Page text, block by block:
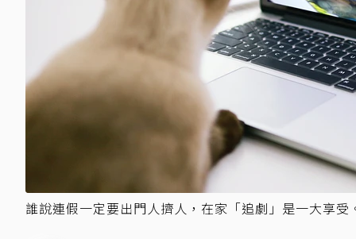
誰說連假一定要出門人擠人，在家「追劇」是一大享